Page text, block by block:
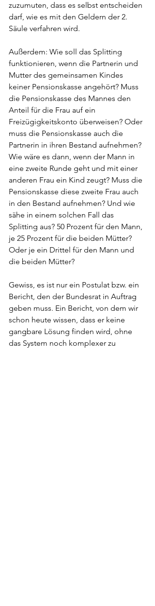
zuzumuten, dass es selbst entscheiden
darf, wie es mit den Geldern der 2.
Säule verfahren wird.
Außerdem: Wie soll das Splitting
funktionieren, wenn die Partnerin und
Mutter des gemeinsamen Kindes
keiner Pensionskasse angehört? Muss
die Pensionskasse des Mannes den
Anteil für die Frau auf ein
Freizügigkeitskonto überweisen? Oder
muss die Pensionskasse auch die
Partnerin in ihren Bestand aufnehmen?
Wie wäre es dann, wenn der Mann in
eine zweite Runde geht und mit einer
anderen Frau ein Kind zeugt? Muss die
Pensionskasse diese zweite Frau auch
in den Bestand aufnehmen? Und wie
sähe in einem solchen Fall das
Splitting aus? 50 Prozent für den Mann,
je 25 Prozent für die beiden Mütter?
Oder je ein Drittel für den Mann und
die beiden Mütter?
Gewiss, es ist nur ein Postulat bzw. ein
Bericht, den der Bundesrat in Auftrag
geben muss. Ein Bericht, von dem wir
schon heute wissen, dass er keine
gangbare Lösung finden wird, ohne
das System noch komplexer zu